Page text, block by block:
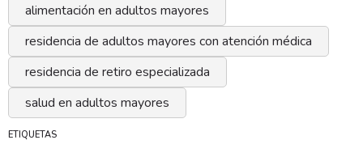
alimentación en adultos mayores
residencia de adultos mayores con atención médica
residencia de retiro especializada
salud en adultos mayores
ETIQUETAS